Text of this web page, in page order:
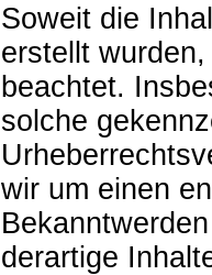
Soweit die
erstellt
beachtet.
solche
wir um einen
derartige